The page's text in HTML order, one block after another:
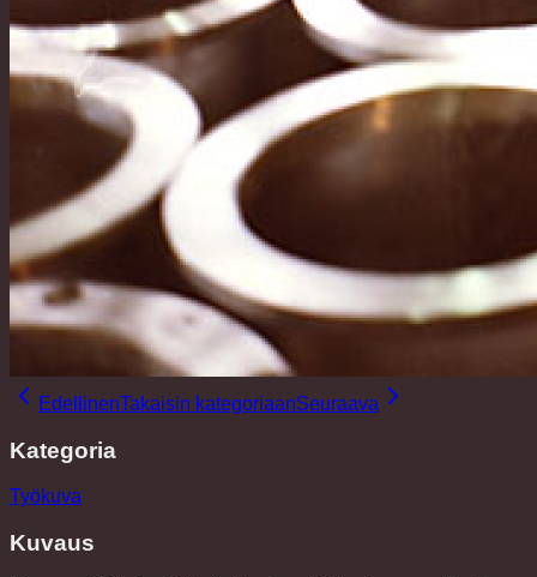
EdellinenTakaisin kategoriaanSeuraava
Kategoria
Työkuva
Kuvaus